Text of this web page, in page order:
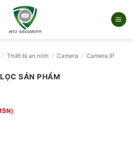
/ Thiết bị an ninh / Camera / Camera IP
LỌC SẢN PHẨM